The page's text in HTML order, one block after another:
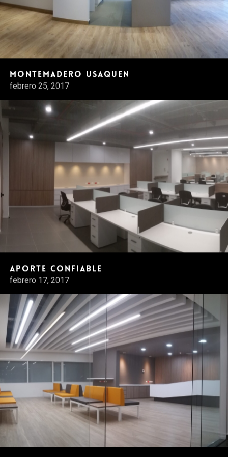
Montemadero Usaquen
febrero 25, 2017
Aporte Confiable
febrero 17, 2017